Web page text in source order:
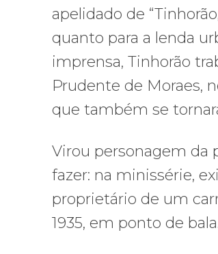
apelidado de
quanto para a lenda
imprensa, Tinhorão
Prudente de Moraes,
que também se
Virou personagem da
fazer: na minissérie,
proprietário de um
1935, em ponto de